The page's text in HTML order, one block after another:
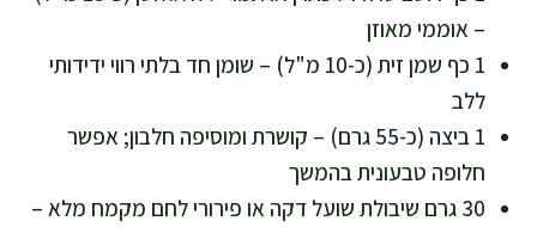
– אוממי מאוזן
1 כף שמן זית (כ-10 מ"ל) – שומן חד בלתי רווי ידידותי
ללב
1 ביצה (כ-55 גרם) – קושרת ומוסיפה חלבון; אפשר
חלופה טבעונית בהמשך
30 גרם שיבולת שועל דקה או פירורי לחם מקמח מלא –